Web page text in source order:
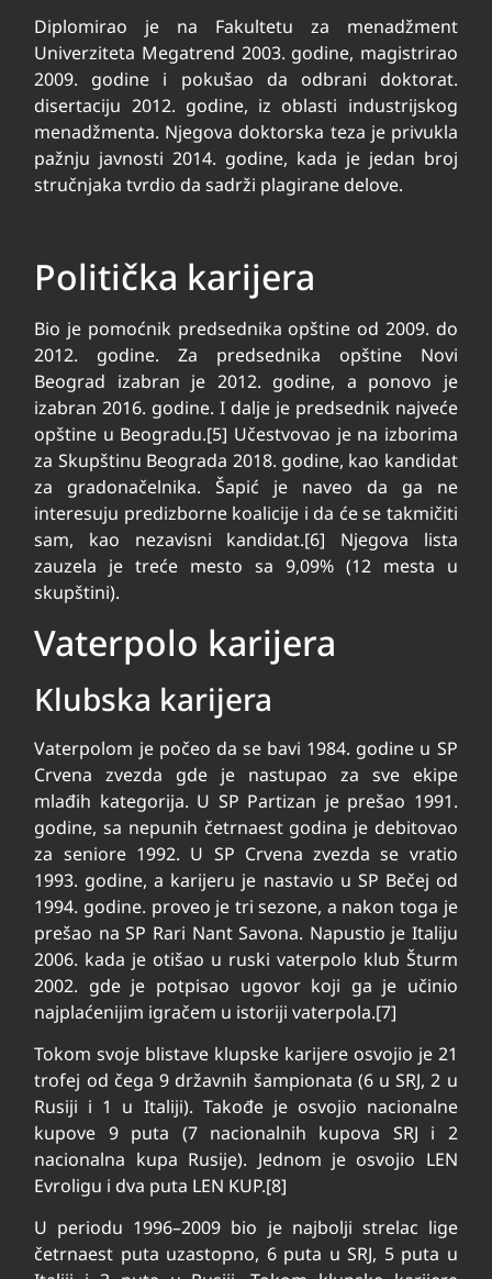
Diplomirao je na Fakultetu za menadžment
Univerziteta Megatrend 2003. godine, magistrirao
2009. godine i pokušao da odbrani doktorat.
disertaciju 2012. godine, iz oblasti industrijskog
menadžmenta. Njegova doktorska teza je privukla
pažnju javnosti 2014. godine, kada je jedan broj
stručnjaka tvrdio da sadrži plagirane delove.
Politička karijera
Bio je pomoćnik predsednika opštine od 2009. do
2012. godine. Za predsednika opštine Novi
Beograd izabran je 2012. godine, a ponovo je
izabran 2016. godine. I dalje je predsednik najveće
opštine u Beogradu.[5] Učestvovao je na izborima
za Skupštinu Beograda 2018. godine, kao kandidat
za gradonačelnika. Šapić je naveo da ga ne
interesuju predizborne koalicije i da će se takmičiti
sam, kao nezavisni kandidat.[6] Njegova lista
zauzela je treće mesto sa 9,09% (12 mesta u
skupštini).
Vaterpolo karijera
Klubska karijera
Vaterpolom je počeo da se bavi 1984. godine u SP
Crvena zvezda gde je nastupao za sve ekipe
mlađih kategorija. U SP Partizan je prešao 1991.
godine, sa nepunih četrnaest godina je debitovao
za seniore 1992. U SP Crvena zvezda se vratio
1993. godine, a karijeru je nastavio u SP Bečej od
1994. godine. proveo je tri sezone, a nakon toga je
prešao na SP Rari Nant Savona. Napustio je Italiju
2006. kada je otišao u ruski vaterpolo klub Šturm
2002. gde je potpisao ugovor koji ga je učinio
najplaćenijim igračem u istoriji vaterpola.[7]
Tokom svoje blistave klupske karijere osvojio je 21
trofej od čega 9 državnih šampionata (6 u SRJ, 2 u
Rusiji i 1 u Italiji). Takođe je osvojio nacionalne
kupove 9 puta (7 nacionalnih kupova SRJ i 2
nacionalna kupa Rusije). Jednom je osvojio LEN
Evroligu i dva puta LEN KUP.[8]
U periodu 1996–2009 bio je najbolji strelac lige
četrnaest puta uzastopno, 6 puta u SRJ, 5 puta u